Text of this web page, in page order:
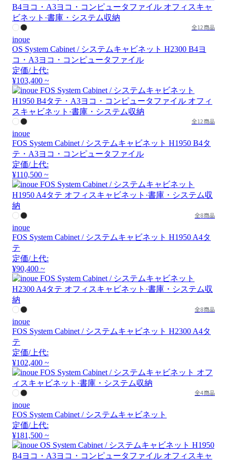
全12商品
inoue
OS System Cabinet / システムキャビネット H2300 B4ヨ
コ・A3ヨコ・コンピュータファイル
定価/上代:
¥103,400 ~
全12商品
inoue
FOS System Cabinet / システムキャビネット H1950 B4タ
テ・A3ヨコ・コンピュータファイル
定価/上代:
¥110,500 ~
全8商品
inoue
FOS System Cabinet / システムキャビネット H1950 A4タ
テ
定価/上代:
¥90,400 ~
全8商品
inoue
FOS System Cabinet / システムキャビネット H2300 A4タ
テ
定価/上代:
¥102,400 ~
全4商品
inoue
FOS System Cabinet / システムキャビネット
定価/上代:
¥181,500 ~